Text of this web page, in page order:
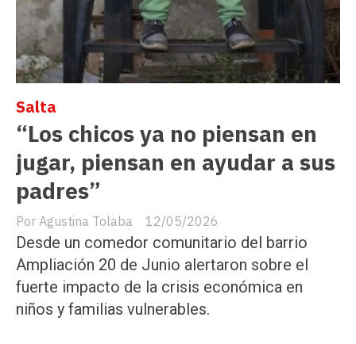
“Los chicos ya no piensan en
jugar, piensan en ayudar a sus
padres”
Agustina Tolaba
Salta
12/05/2026
Desde un comedor comunitario del barrio
Ampliación 20 de Junio alertaron sobre el
fuerte impacto de la crisis económica en
niños y familias vulnerables.